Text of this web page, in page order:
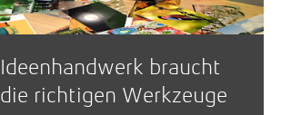
Ideenhandwerk braucht
die richtigen Werkzeuge